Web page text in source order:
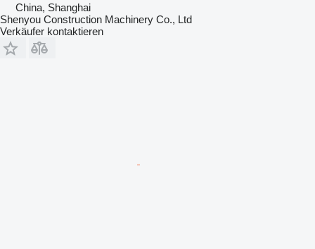
China, Shanghai
Shenyou Construction Machinery Co., Ltd
Verkäufer kontaktieren